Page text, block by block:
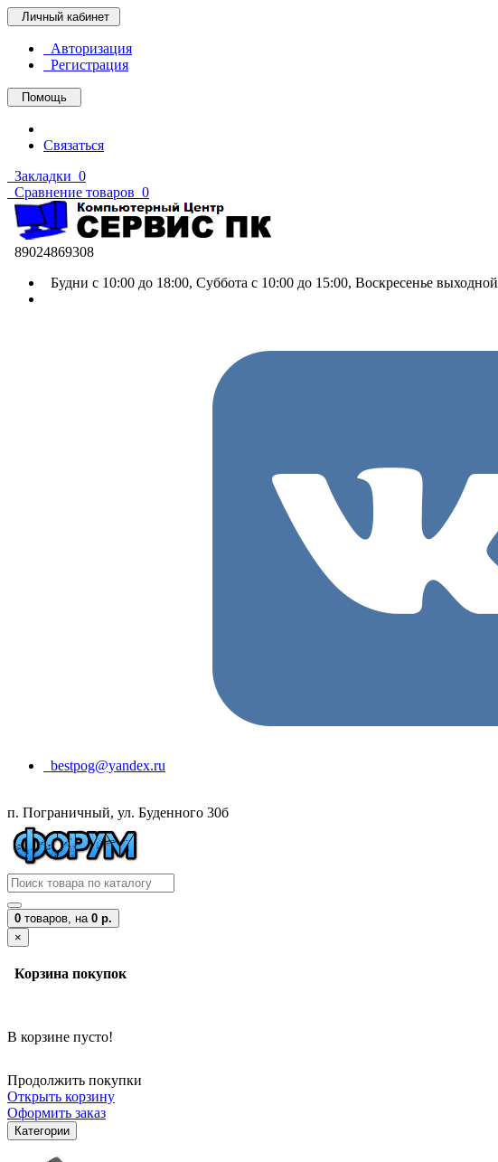
Личный кабинет
Авторизация
Регистрация
Помощь
Связаться
Закладки 0
Сравнение товаров 0
89024869308
Будни с 10:00 до 18:00, Суббота с 10:00 до 15:00, Воскресенье выходной
bestpog@yandex.ru
п. Пограничный, ул. Буденного 30б
0 товаров, на 0 р.
×
Корзина покупок
В корзине пусто!
Продолжить покупки
Открыть корзину
Оформить заказ
Категории